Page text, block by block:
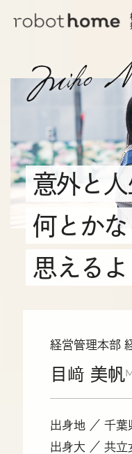
意外と
何とかな
思えるよ
経営管理本部
目﨑 美帆
出身地 ／ 千葉
出身大 ／ 共立